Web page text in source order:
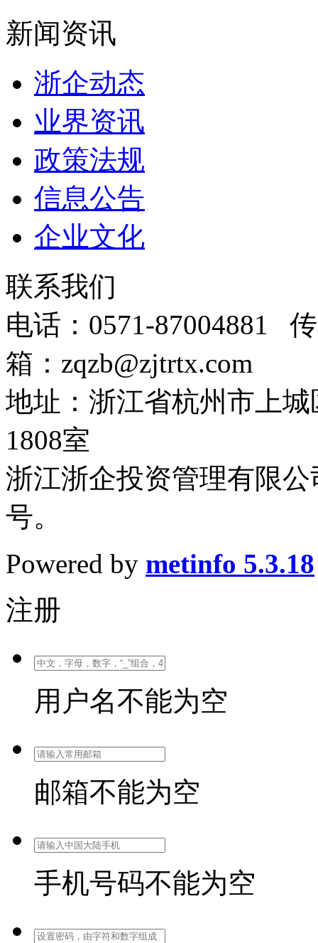
新闻资讯
浙企动态
业界资讯
政策法规
信息公告
企业文化
联系我们
电话：0571-87004881
箱：zqzb@zjtrtx.com
地址：浙江省杭州市上
1808室
浙江浙企投资管理有限公
号。
Powered by metinfo 5.3.18
注册
用户名不能为空
邮箱不能为空
手机号码不能为空